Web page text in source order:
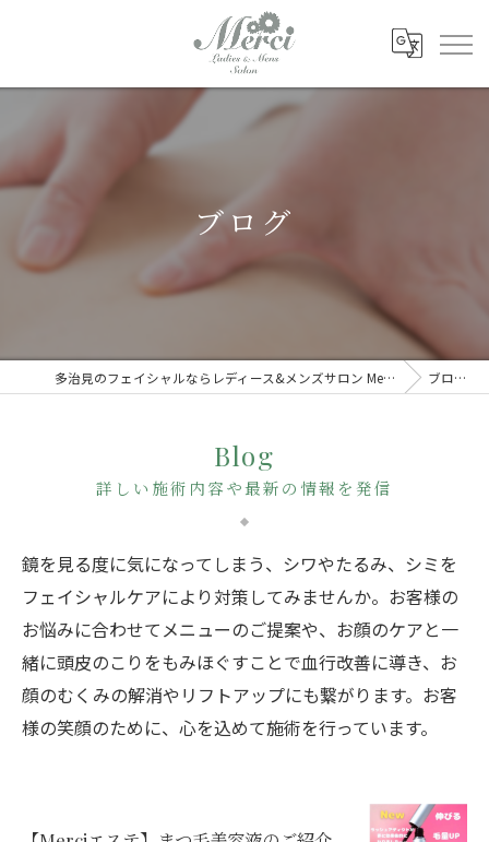
ブログ
多治見のフェイシャルならレディース&メンズサロン Merci ブログ
Blog
詳しい施術内容や最新の情報を発信
鏡を見る度に気になってしまう、シワやたるみ、シミを
フェイシャルケアにより対策してみませんか。お客様の
お悩みに合わせてメニューのご提案や、お顔のケアと一
緒に頭皮のこりをもみほぐすことで血行改善に導き、お
顔のむくみの解消やリフトアップにも繋がります。お客
様の笑顔のために、心を込めて施術を行っています。